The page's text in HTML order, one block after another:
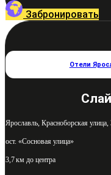
Забронировать
Отели
Ярославль, Красноборская
ост. «Сосновая улица»
3,7 км до центра